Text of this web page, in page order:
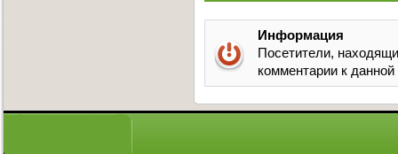
Информация
Посетители,
комментарии к